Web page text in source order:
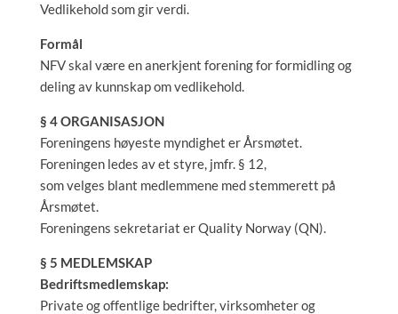
Vedlikehold som gir verdi.
Formål
NFV skal være en anerkjent forening for formidling og
deling av kunnskap om vedlikehold.
§ 4 ORGANISASJON
Foreningens høyeste myndighet er Årsmøtet.
Foreningen ledes av et styre, jmfr. § 12,
som velges blant medlemmene med stemmerett på
Årsmøtet.
Foreningens sekretariat er Quality Norway (QN).
§ 5 MEDLEMSKAP
Bedriftsmedlemskap:
Private og offentlige bedrifter, virksomheter og